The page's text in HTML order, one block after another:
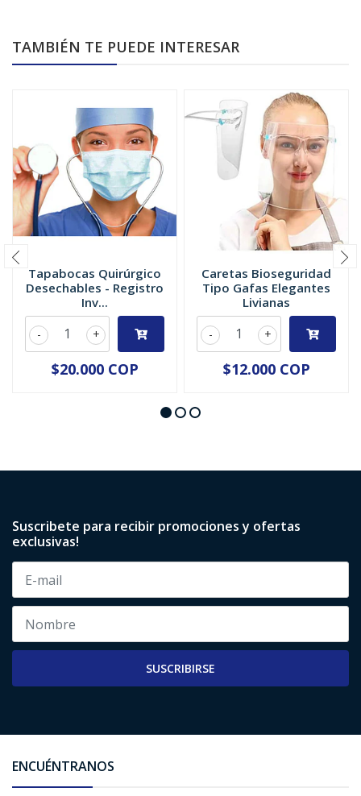
TAMBIÉN TE PUEDE INTERESAR
Tapabocas Quirúrgico
Desechables - Registro
Inv...
+
-
$20.000 COP
Caretas Bioseguridad
Tipo Gafas Elegantes
Livianas
+
-
$12.000 COP
Suscribete para recibir promociones y ofertas
exclusivas!
SUSCRIBIRSE
ENCUÉNTRANOS